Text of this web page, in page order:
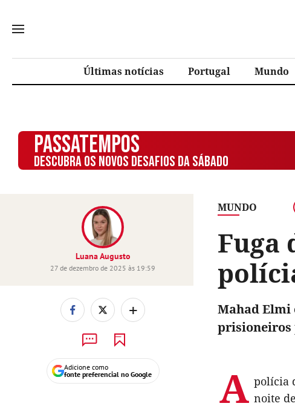
Últimas notícias Portugal Mundo
PASSATEMPOS
DESCUBRA OS NOVOS DESAFIOS DA SÁBADO
MUNDO
Fuga
Luana Augusto
27 de dezembro de 2025 às 19:59
+
Adicione como
fonte preferencial no Google
Mahad Elmi
prisioneiros
A polícia
noite